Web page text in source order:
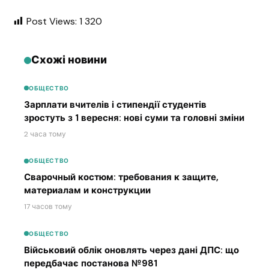
Post Views: 1 320
Схожі новини
ОБЩЕСТВО
Зарплати вчителів і стипендії студентів
зростуть з 1 вересня: нові суми та головні зміни
2 часа тому
ОБЩЕСТВО
Сварочный костюм: требования к защите,
материалам и конструкции
17 часов тому
ОБЩЕСТВО
Військовий облік оновлять через дані ДПС: що
передбачає постанова №981